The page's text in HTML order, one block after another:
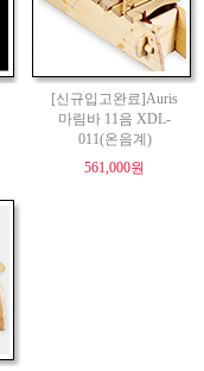
[신규입고완료]Auris
마림바 11음 XDL-
011(온음계)
561,000원